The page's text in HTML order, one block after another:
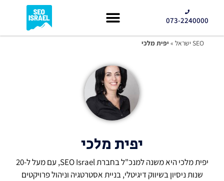
073-2240000
SEO ישראל » יפית מלכי
יפית מלכי
יפית מלכי היא משנה למנכ"ל בחברת SEO Israel, עם מעל ל-20
שנות ניסיון בשיווק דיגיטלי, בניית אסטרטגיה וניהול פרויקטים